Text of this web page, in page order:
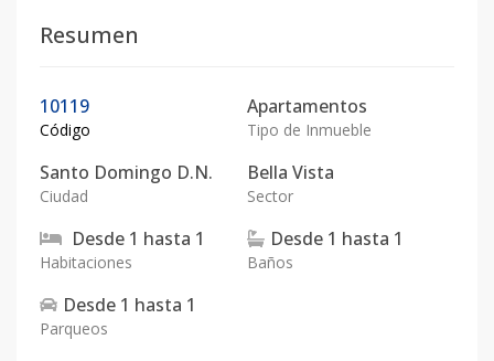
Resumen
10119
Código
Apartamentos
Tipo de Inmueble
Santo Domingo D.N.
Ciudad
Bella Vista
Sector
Desde 1 hasta 1
Habitaciones
Desde 1 hasta 1
Baños
Desde 1 hasta 1
Parqueos